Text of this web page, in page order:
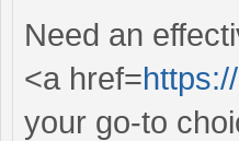
Need an
<a href=
your go-to